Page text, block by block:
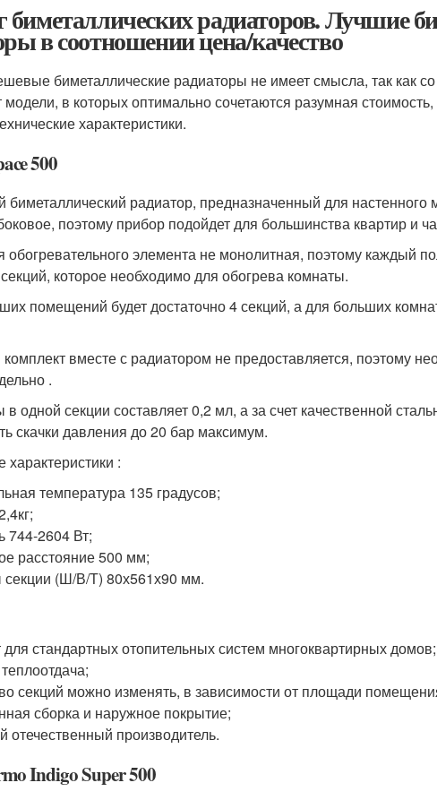
биметаллических радиаторов. Лучшие
в соотношении цена/качество
биметаллические радиаторы не имеет смысла, так как
в которых оптимально сочетаются разумная
характеристики.
500
биметаллический радиатор, предназначенный для
поэтому прибор подойдет для большинства квартир и
обогревательного элемента не монолитная, поэтому каждый
которое необходимо для обогрева комнаты.
помещений будет достаточно 4 секций, а для больших
вместе с радиатором не предоставляется, поэтому
.
одной секции составляет 0,2 мл, а за счет качественной
скачки давления до 20 бар максимум.
характеристики :
температура 135 градусов;
744-2604 Вт;
расстояние 500 мм;
секции (Ш/В/Т) 80х561х90 мм.
для стандартных отопительных систем многоквартирных домов;
секций можно изменять, в зависимости от площади
сборка и наружное покрытие;
отечественный производитель.
Indigo Super 500